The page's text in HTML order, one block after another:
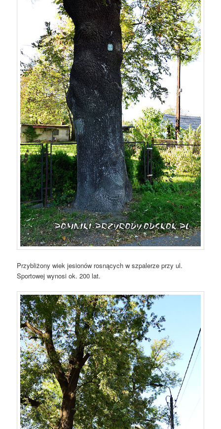
Przybliżony wiek jesionów rosnących w szpalerze przy ul.
Sportowej wynosi ok. 200 lat.